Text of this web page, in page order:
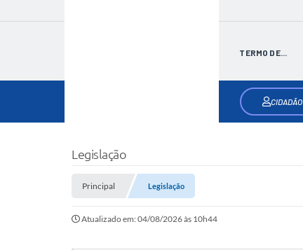
TERMO DE...
CIDADÃO
Legislação
Principal Legislação
Atualizado em: 04/08/2026 às 10h44